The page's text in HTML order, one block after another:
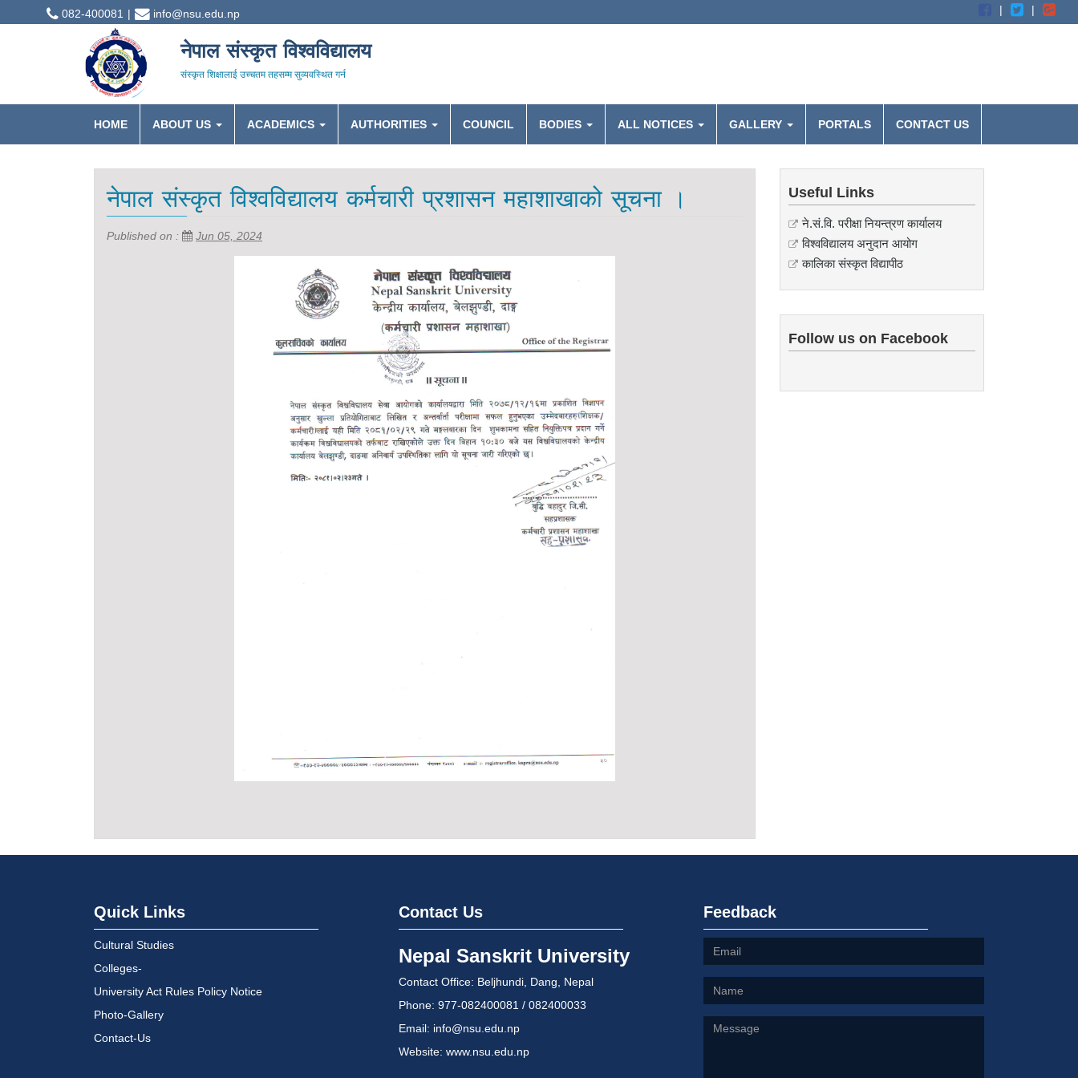
082-400081 info@nsu.edu.np
नेपाल संस्कृत विश्वविद्यालय
संस्कृत शिक्षालाई उच्चतम तहसम्म सुव्यवस्थित गर्न
HOME ABOUT US ACADEMICS AUTHORITIES COUNCIL BODIES ALL NOTICES GALLERY PORTALS CONTACT US
नेपाल संस्कृत विश्वविद्यालय कर्मचारी प्रशासन महाशाखाको सूचना ।
Published on : Jun 05, 2024
Useful Links
ने.सं.वि. परीक्षा नियन्त्रण कार्यालय
विश्वविद्यालय अनुदान आयोग
कालिका संस्कृत विद्यापीठ
Follow us on Facebook
Quick Links
Cultural Studies
Colleges-
University Act Rules Policy Notice
Photo-Gallery
Contact-Us
Contact Us
Nepal Sanskrit University
Contact Office: Beljhundi, Dang, Nepal
Phone: 977-082400081 / 082400033
Email: info@nsu.edu.np
Website: www.nsu.edu.np
Feedback